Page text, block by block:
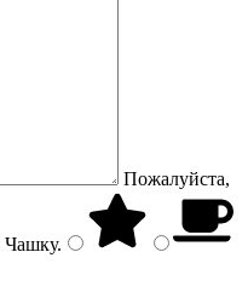
Пожалуйста,
Чашку.